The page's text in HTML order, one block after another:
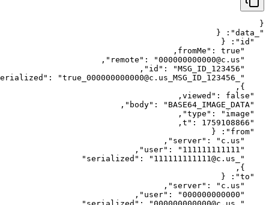
{
"
"
:
{
"
id
"
:
{
"
fromMe " : true
,
"
remote " : "000000000000@c.us
"
,
"
id " : "MSG_ID_123456
"
,
"
" : "true_000000000000@c.us_MSG_ID_123456
}
,
"
viewed " : false
,
"
body" : " BASE64_IMAGE_DATA
"
,
"
type " : " image
"
,
"
t " : 1759108866
,
"
from
"
:
{
"
server" : " c.us
"
,
"
user" : " 111111111111
"
,
"
" : " 111111111111@c.us
"
}
,
"
to
"
:
{
"
server" : " c.us
"
,
"
user" : "000000000000
"
,